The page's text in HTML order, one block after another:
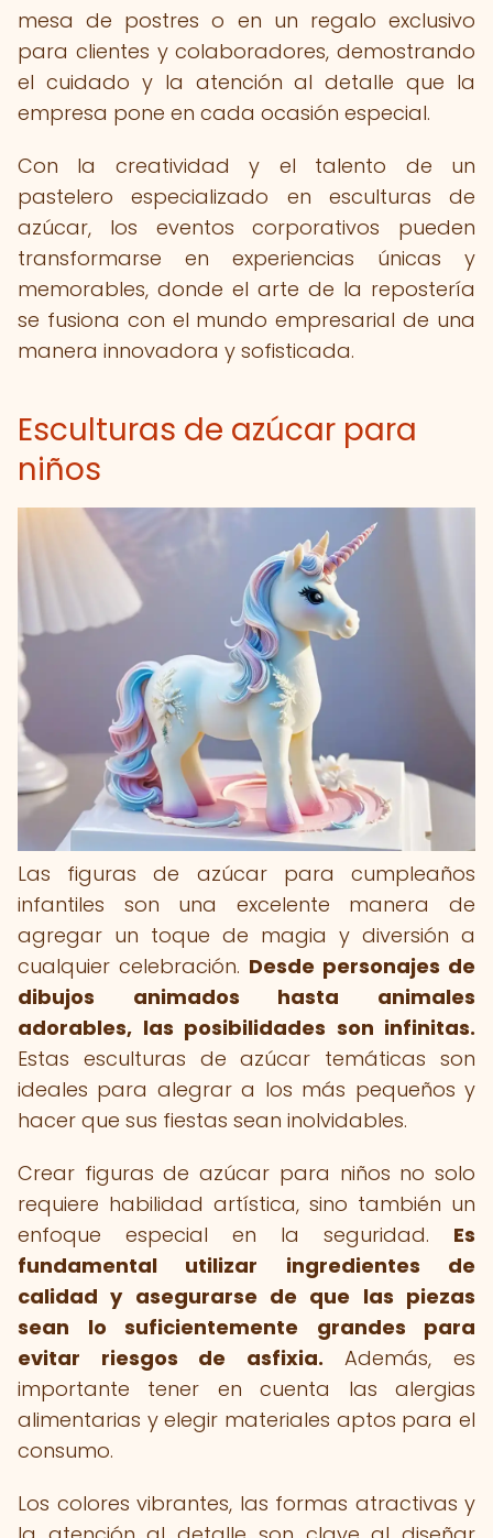
mesa de postres o en un regalo exclusivo
para clientes y colaboradores, demostrando
el cuidado y la atención al detalle que la
empresa pone en cada ocasión especial.
Con la creatividad y el talento de un
pastelero especializado en esculturas de
azúcar, los eventos corporativos pueden
transformarse en experiencias únicas y
memorables, donde el arte de la repostería
se fusiona con el mundo empresarial de una
manera innovadora y sofisticada.
Esculturas de azúcar para
niños
Las figuras de azúcar para cumpleaños
infantiles son una excelente manera de
agregar un toque de magia y diversión a
cualquier celebración. Desde personajes de
dibujos animados hasta animales
adorables, las posibilidades son infinitas.
Estas esculturas de azúcar temáticas son
ideales para alegrar a los más pequeños y
hacer que sus fiestas sean inolvidables.
Crear figuras de azúcar para niños no solo
requiere habilidad artística, sino también un
enfoque especial en la seguridad. Es
fundamental utilizar ingredientes de
calidad y asegurarse de que las piezas
sean lo suficientemente grandes para
evitar riesgos de asfixia. Además, es
importante tener en cuenta las alergias
alimentarias y elegir materiales aptos para el
consumo.
Los colores vibrantes, las formas atractivas y